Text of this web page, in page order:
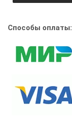
Способы оплаты: